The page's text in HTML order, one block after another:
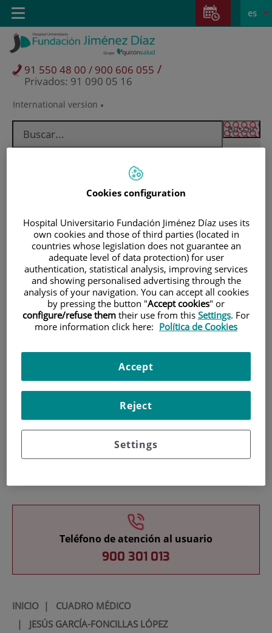
Saltar al contenido
Saltar
contenido
Selector
idioma
activo
es
International version
91 550 48 00 / 900 606 055 /
Privados: 91 090 05 16
Toggle
navigation
Pacientes y visitantes
Investigación
Teléfono de atención al usuario
900 301 013
INICIO| CUADRO MÉDICO
| JESÚS GARCÍA-FONCILLAS LÓPEZ
Cookies configuration
Hospital Universitario Fundación Jiménez Díaz uses its
own cookies and those of third parties (located in
countries whose legislation does not guarantee an
adequate level of data protection) for user
authentication, statistical analysis, improving services
and showing personalised advertising through the
analysis of your navigation. You can accept all cookies
by pressing the button "Accept cookies" or
configure/refuse them their use from this Settings. For
more information click here: Política de Cookies
Settings
Reject
Accept